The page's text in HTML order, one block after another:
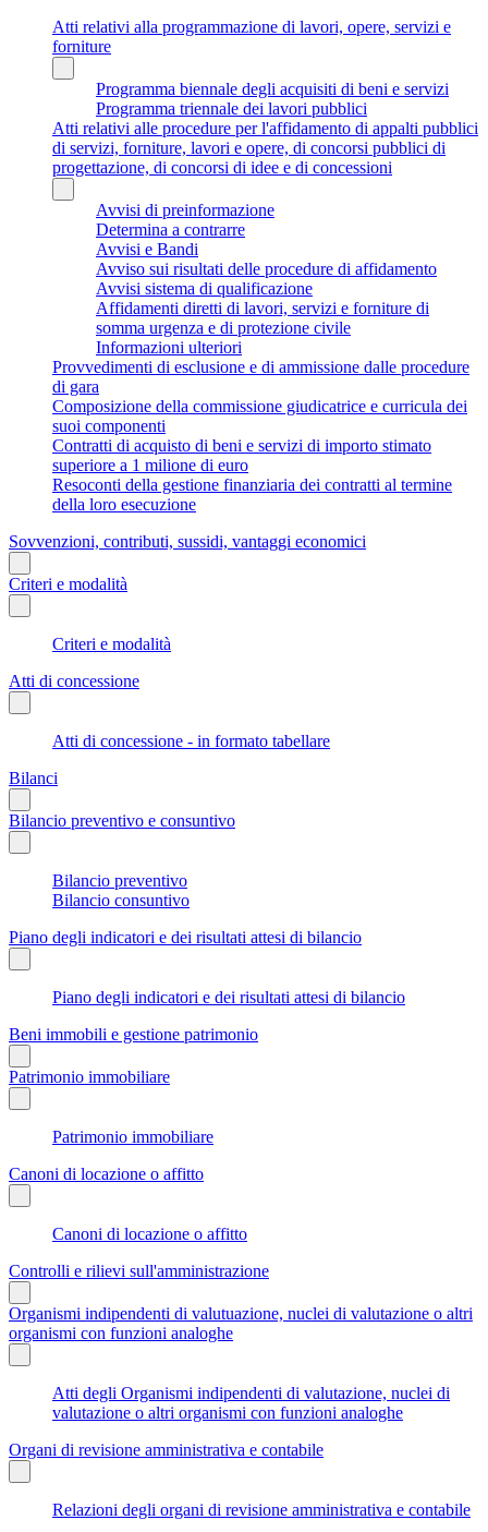
Atti relativi alla programmazione di lavori, opere, servizi e
forniture
Programma biennale degli acquisiti di beni e servizi
Programma triennale dei lavori pubblici
Atti relativi alle procedure per l'affidamento di appalti pubblici
di servizi, forniture, lavori e opere, di concorsi pubblici di
progettazione, di concorsi di idee e di concessioni
Avvisi di preinformazione
Determina a contrarre
Avvisi e Bandi
Avviso sui risultati delle procedure di affidamento
Avvisi sistema di qualificazione
Affidamenti diretti di lavori, servizi e forniture di
somma urgenza e di protezione civile
Informazioni ulteriori
Provvedimenti di esclusione e di ammissione dalle procedure
di gara
Composizione della commissione giudicatrice e curricula dei
suoi componenti
Contratti di acquisto di beni e servizi di importo stimato
superiore a 1 milione di euro
Resoconti della gestione finanziaria dei contratti al termine
della loro esecuzione
Sovvenzioni, contributi, sussidi, vantaggi economici
Criteri e modalità
Criteri e modalità
Atti di concessione
Atti di concessione - in formato tabellare
Bilanci
Bilancio preventivo e consuntivo
Bilancio preventivo
Bilancio consuntivo
Piano degli indicatori e dei risultati attesi di bilancio
Piano degli indicatori e dei risultati attesi di bilancio
Beni immobili e gestione patrimonio
Patrimonio immobiliare
Patrimonio immobiliare
Canoni di locazione o affitto
Canoni di locazione o affitto
Controlli e rilievi sull'amministrazione
Organismi indipendenti di valutuazione, nuclei di valutazione o altri
organismi con funzioni analoghe
Atti degli Organismi indipendenti di valutazione, nuclei di
valutazione o altri organismi con funzioni analoghe
Organi di revisione amministrativa e contabile
Relazioni degli organi di revisione amministrativa e contabile